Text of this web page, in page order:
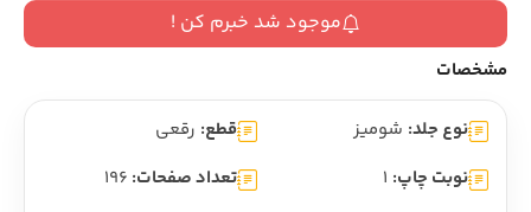
موجود شد خبرم کن !
مشخصات
نوع جلد: شومیز قطع: رقعی
نوبت چاپ: 1 تعداد صفحات: 196